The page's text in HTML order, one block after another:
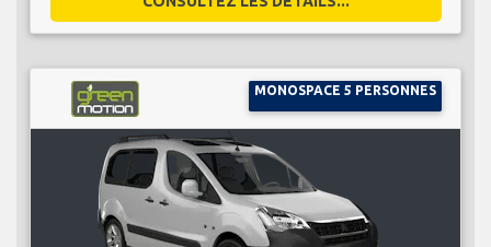
MONOSPACE 5 PERSONNES